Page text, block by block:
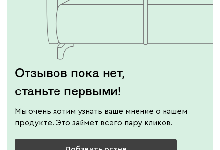
Отзывов пока нет,
станьте первыми!
Мы очень хотим узнать ваше мнение о нашем
продукте. Это займет всего пару кликов.